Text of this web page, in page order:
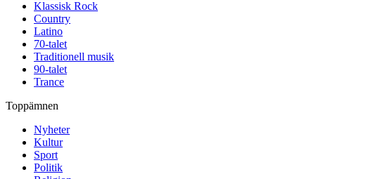
Klassisk Rock
Country
Latino
70-talet
Traditionell musik
90-talet
Trance
Toppämnen
Nyheter
Kultur
Sport
Politik